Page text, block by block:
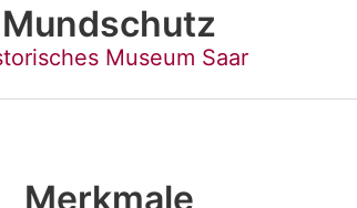
Mundschutz
Museum Saar
Merkmale